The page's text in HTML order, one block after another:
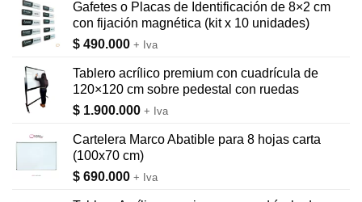
Gafetes o Placas de Identificación de 8×2 cm
con fijación magnética (kit x 10 unidades)
$ 490.000 + Iva
Tablero acrílico premium con cuadrícula de
120×120 cm sobre pedestal con ruedas
$ 1.900.000 + Iva
Cartelera Marco Abatible para 8 hojas carta
(100x70 cm)
$ 690.000 + Iva